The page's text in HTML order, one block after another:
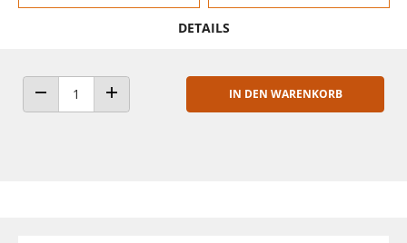
DETAILS
ANZAHL VERRINGERNANZAHL ERHÖHEN
IN DEN WARENKORB